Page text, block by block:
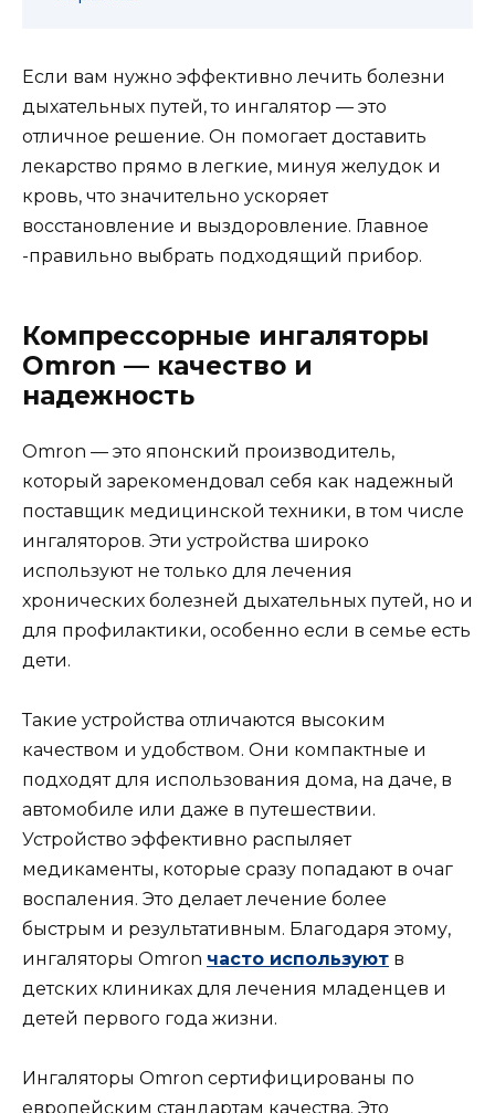
Если вам нужно эффективно лечить болезни
дыхательных путей, то ингалятор — это
отличное решение. Он помогает доставить
лекарство прямо в легкие, минуя желудок и
кровь, что значительно ускоряет
восстановление и выздоровление. Главное
-правильно выбрать подходящий прибор.
Компрессорные ингаляторы
Omron — качество и
надежность
Omron — это японский производитель,
который зарекомендовал себя как надежный
поставщик медицинской техники, в том числе
ингаляторов. Эти устройства широко
используют не только для лечения
хронических болезней дыхательных путей, но и
для профилактики, особенно если в семье есть
дети.
Такие устройства отличаются высоким
качеством и удобством. Они компактные и
подходят для использования дома, на даче, в
автомобиле или даже в путешествии.
Устройство эффективно распыляет
медикаменты, которые сразу попадают в очаг
воспаления. Это делает лечение более
быстрым и результативным. Благодаря этому,
ингаляторы Omron часто используют в
детских клиниках для лечения младенцев и
детей первого года жизни.
Ингаляторы Omron сертифицированы по
европейским стандартам качества. Это